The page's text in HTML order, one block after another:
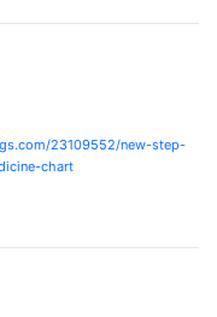
23109552/new-step-
chart